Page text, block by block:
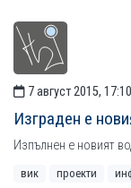
7 август 2015, 17:10
Изграден е
Изпълнен е новият
вик проекти